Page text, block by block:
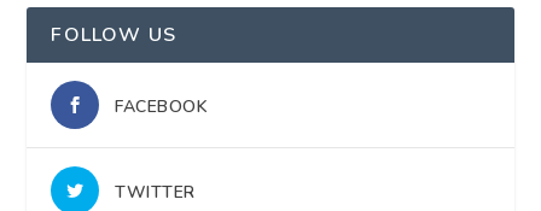
FOLLOW US
FACEBOOK
TWITTER